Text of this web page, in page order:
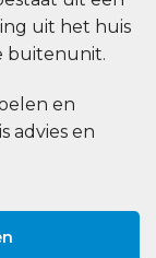
uit het huis
buitenunit.
en
advies en